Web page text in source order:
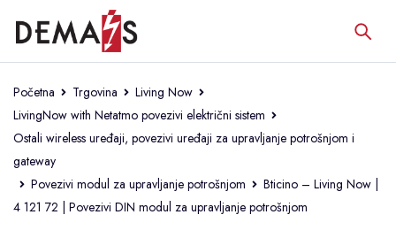
Početna Trgovina
Living Now
LivingNow with Netatmo povezivi električni sistem
Ostali wireless uređaji, povezivi uređaji za upravljanje potrošnjom i
gateway
Povezivi modul za upravljanje potrošnjom
Bticino – Living Now |
4 121 72 | Povezivi DIN modul za upravljanje potrošnjom